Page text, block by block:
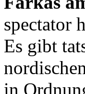
spectator
Es gibt
in